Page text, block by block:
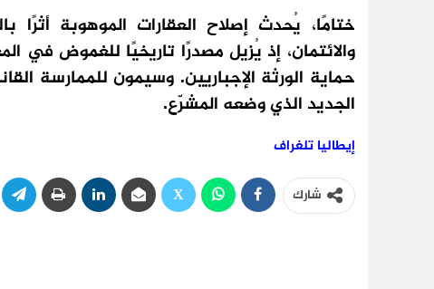
ختامًا، يُحدث إصلاح العقارات الموهوبة أثرًا
والائتمان، إذ يُزيل مصدرًا تاريخيًا للغموض في
حماية الورثة الإجباريين. وسيمون للممارسة
الجديد الذي وضعه المشرّع.
إيطاليا تلغراف
شارك